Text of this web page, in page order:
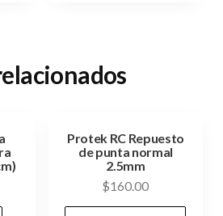
Protek RC Repuesto
de punta normal
2.5mm
$160.00